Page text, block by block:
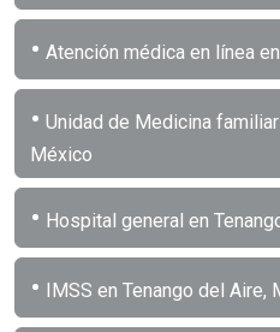
• Atención médica en línea
• Unidad de Medicina
México
• Hospital general en
• IMSS en Tenango del Aire,